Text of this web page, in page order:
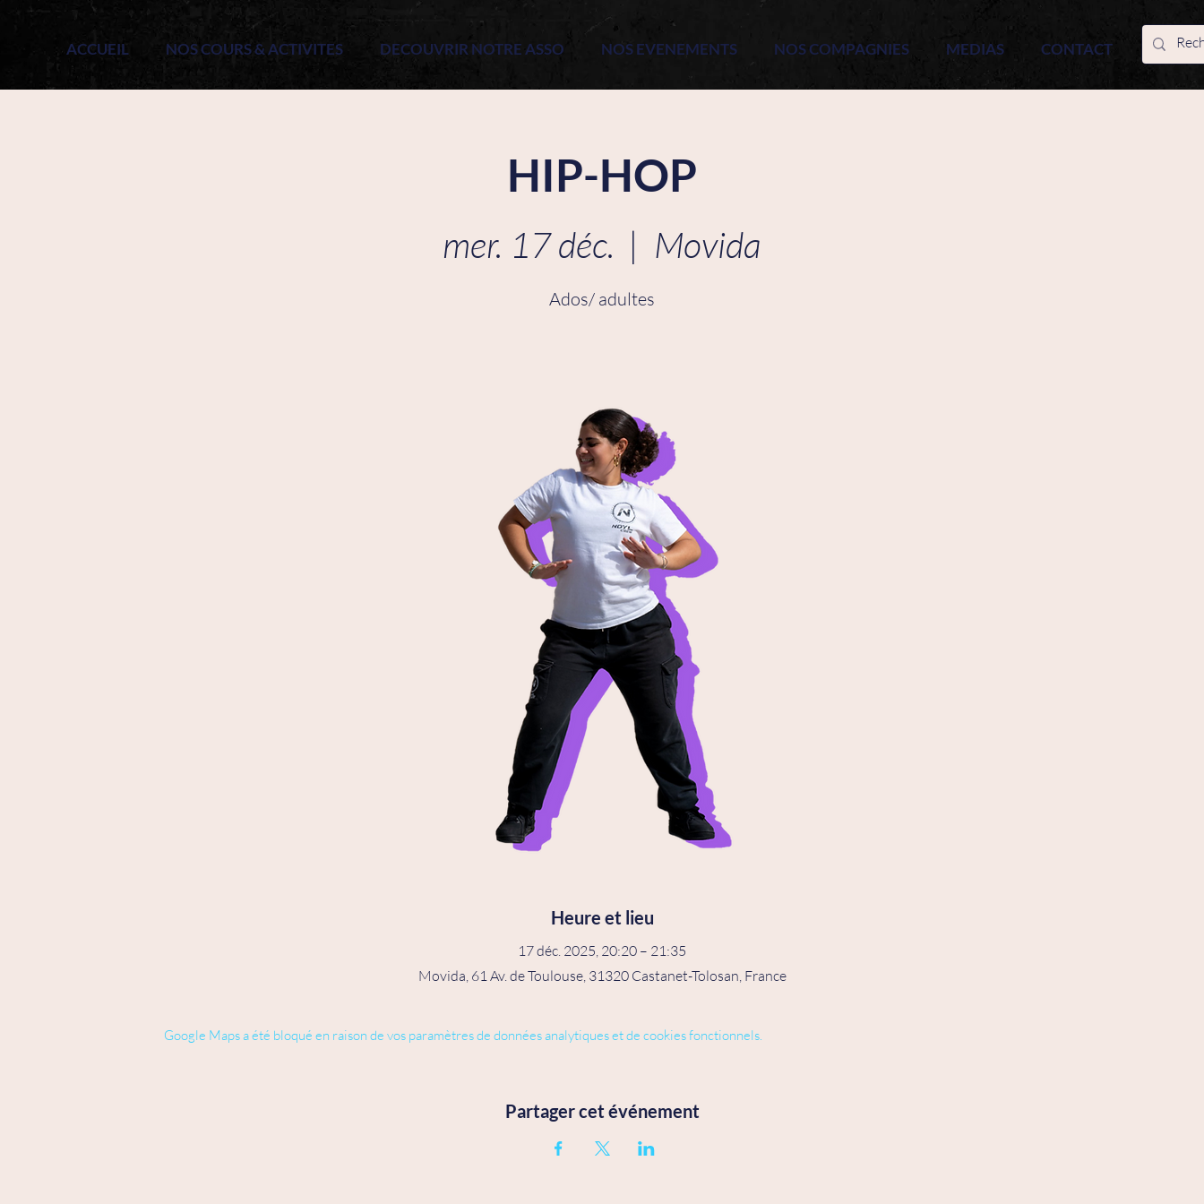
ACCUEIL NOS COURS & ACTIVITES DECOUVRIR NOTRE ASSO NOS EVENEMENTS NOS COMPAGNIES MEDIAS CONTACT
HIP-HOP
mer. 17 déc.
  |
Movida
Ados/ adultes
Heure et lieu
17 déc. 2025, 20:20 – 21:35
Movida, 61 Av. de Toulouse, 31320 Castanet-Tolosan, France
Google Maps a été bloqué en raison de vos paramètres de données analytiques et de cookies fonctionnels.
Partager cet événement